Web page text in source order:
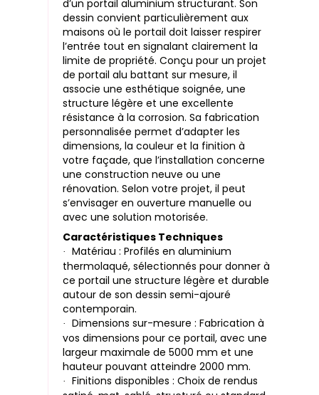
d’un portail aluminium structurant. Son
dessin convient particulièrement aux
maisons où le portail doit laisser respirer
l’entrée tout en signalant clairement la
limite de propriété. Conçu pour un projet
de portail alu battant sur mesure, il
associe une esthétique soignée, une
structure légère et une excellente
résistance à la corrosion. Sa fabrication
personnalisée permet d’adapter les
dimensions, la couleur et la finition à
votre façade, que l’installation concerne
une construction neuve ou une
rénovation. Selon votre projet, il peut
s’envisager en ouverture manuelle ou
avec une solution motorisée.
Caractéristiques Techniques
·
Matériau : Profilés en aluminium
thermolaqué, sélectionnés pour donner à
ce portail une structure légère et durable
autour de son dessin semi-ajouré
contemporain.
·
Dimensions sur-mesure : Fabrication à
vos dimensions pour ce portail, avec une
largeur maximale de 5000 mm et une
hauteur pouvant atteindre 2000 mm.
·
Finitions disponibles : Choix de rendus